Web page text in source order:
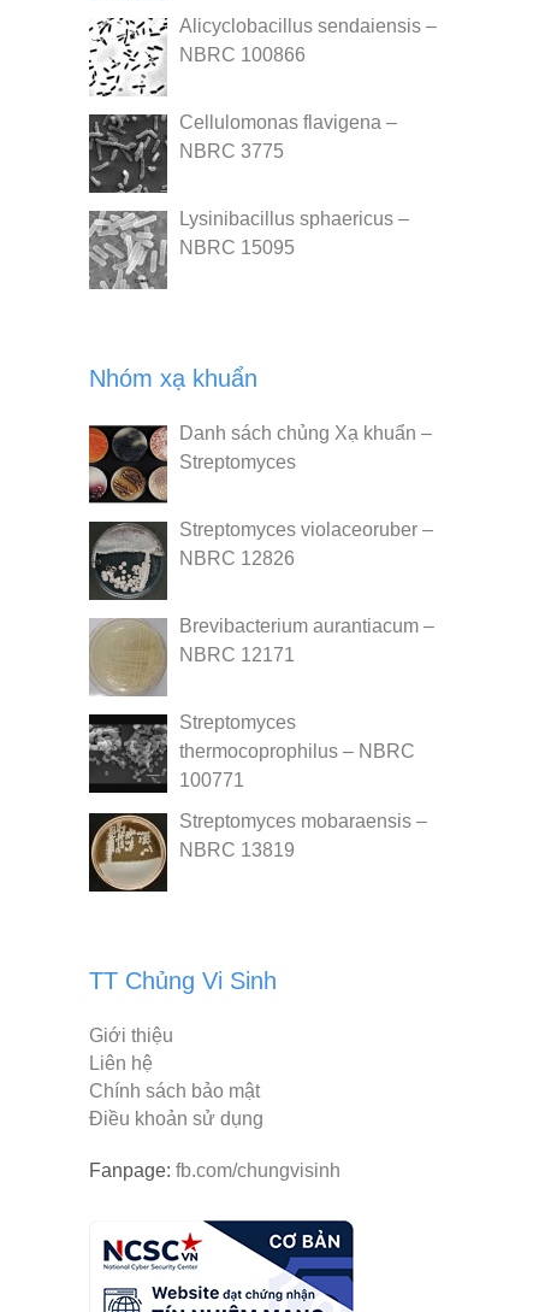
Alicyclobacillus sendaiensis –
NBRC 100866
Cellulomonas flavigena –
NBRC 3775
Lysinibacillus sphaericus –
NBRC 15095
Nhóm xạ khuẩn
Danh sách chủng Xạ khuẩn –
Streptomyces
Streptomyces violaceoruber –
NBRC 12826
Brevibacterium aurantiacum –
NBRC 12171
Streptomyces
thermocoprophilus – NBRC
100771
Streptomyces mobaraensis –
NBRC 13819
TT Chủng Vi Sinh
Giới thiệu
Liên hệ
Chính sách bảo mật
Điều khoản sử dụng
Fanpage: fb.com/chungvisinh